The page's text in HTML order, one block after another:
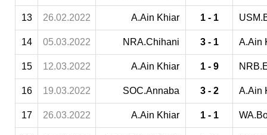
13 26.02.2022 A.Ain Khiar 1 - 1
14 05.03.2022 NRA.Chihani 3 - 1 A.Ain
15 12.03.2022 A.Ain Khiar 1 - 9
16 19.03.2022 SOC.Annaba 3 - 2 A.Ain
17 26.03.2022 A.Ain Khiar 1 - 1